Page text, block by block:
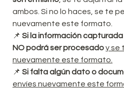
ambos. Si no lo haces, se te
nuevamente este formato.
📌 Si la información
NO podrá ser procesadoy se
nuevamente este formato.
📌 Si falta algún dato o
envíes nuevamente este